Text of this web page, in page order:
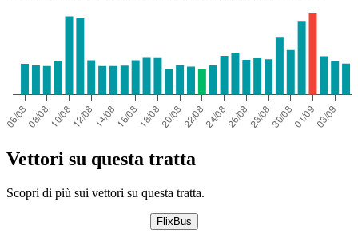
Vettori su questa tratta
Scopri di più sui vettori su questa tratta.
FlixBus